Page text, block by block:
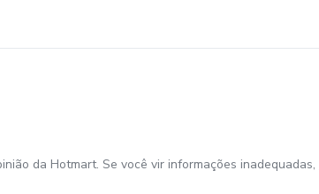
da Hotmart. Se você vir informações inadequadas,